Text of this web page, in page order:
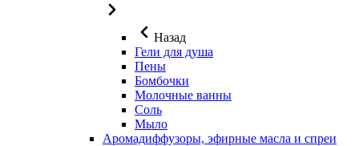
Назад
Гели для душа
Пены
Бомбочки
Молочные ванны
Соль
Мыло
Аромадиффузоры, эфирные масла и спреи